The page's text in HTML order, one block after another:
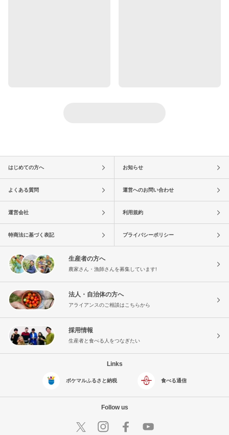
はじめての方へ お知らせ
よくある質問 運営へのお問い合わせ
運営会社 利用規約
特商法に基づく表記 プライバシーポリシー
生産者の方へ
農家さん・漁師さんを募集しています!
法人・自治体の方へ
アライアンスのご相談はこちらから
採用情報
生産者と食べる人をつなぎたい
Links
ポケマルふるさと納税 食べる通信
Follow us